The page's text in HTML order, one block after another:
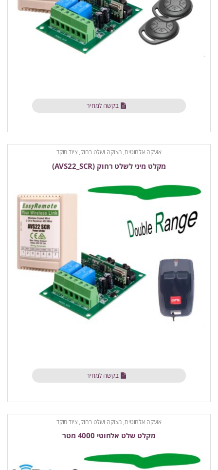
בקשה למחיר
אזעקה אלחוטית, מצוקה ושלט רחוק, ציוד מוקד
מקלט מיני לשלט רחוק (AVS22_SCR)
בקשה למחיר
אזעקה אלחוטית, מצוקה ושלט רחוק, ציוד מוקד
מקלט שלט אלחוטי 4000 מטר